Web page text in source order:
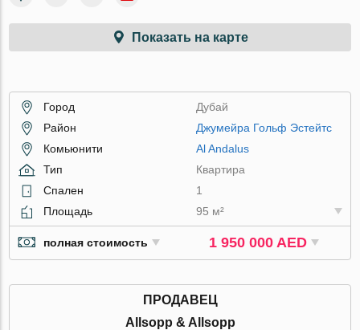
Показать на карте
Город
Дубай
Район
Джумейра Гольф Эстейтс
Комьюнити
Al Andalus
Тип
Квартира
Спален
1
Площадь
95 м²
полная стоимость 1 950 000 AED
ПРОДАВЕЦ
Allsopp & Allsopp